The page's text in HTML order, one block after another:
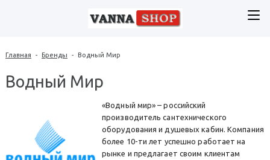
Главная - Бренды - Водный Мир
Водный Мир
«Водный мир» – российский
производитель сантехнического
оборудования и душевых кабин. Компания
более 10-ти лет успешно работает на
рынке и предлагает своим клиентам